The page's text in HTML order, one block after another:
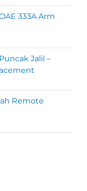
333A Arm
Jalil –
Remote